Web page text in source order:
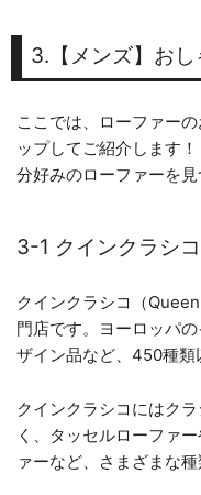
3.【メンズ】お
ここでは、ローファー
ップしてご紹介します
分好みのローファーを見
3-1 クインクラシコ
クインクラシコ（
門店です。ヨーロッパ
ザイン品など、450種類
クインクラシコにはク
く、タッセルローファ
ァーなど、さまざまな種